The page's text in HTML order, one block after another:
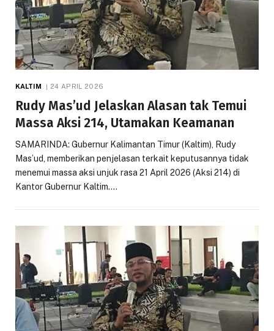
KALTIM 24 APRIL 2026
Rudy Mas’ud Jelaskan Alasan tak Temui
Massa Aksi 214, Utamakan Keamanan
SAMARINDA: Gubernur Kalimantan Timur (Kaltim), Rudy
Mas’ud, memberikan penjelasan terkait keputusannya tidak
menemui massa aksi unjuk rasa 21 April 2026 (Aksi 214) di
Kantor Gubernur Kaltim.…